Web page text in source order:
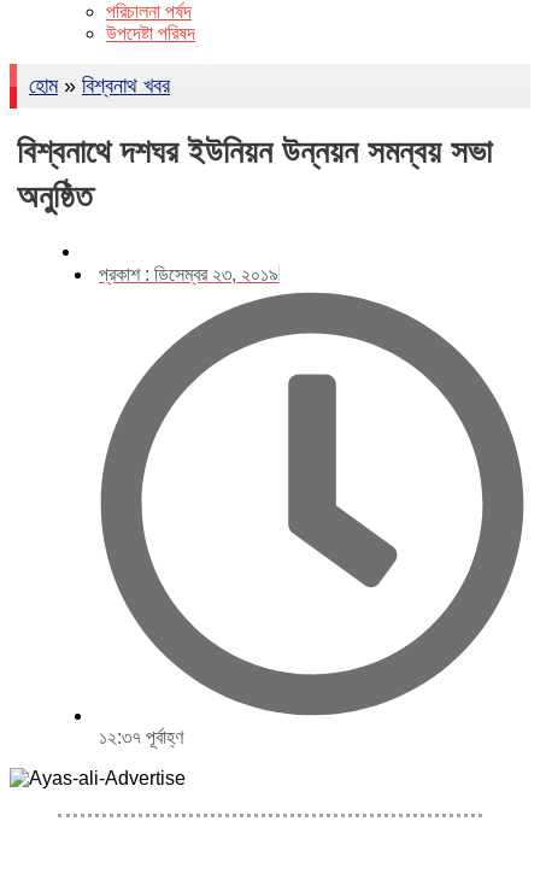
পরিচালনা পর্ষদ
উপদেষ্টা পরিষদ
হোম» বিশ্বনাথ খবর
বিশ্বনাথে দশঘর ইউনিয়ন উন্নয়ন সমন্বয় সভা
অনুষ্ঠিত
প্রকাশ : ডিসেম্বর ২৩, ২০১৯
১২:৩৭ পূর্বাহ্ণ